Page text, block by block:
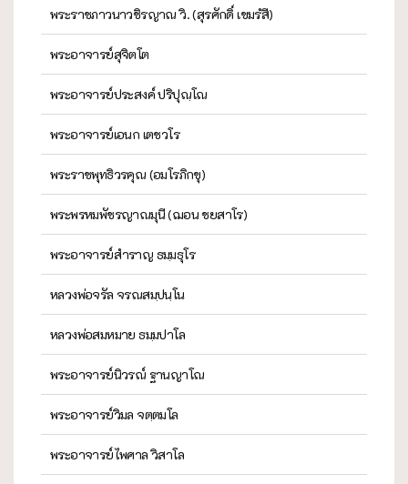
พระราชภาวนาวชิรญาณ วิ. (สุรศักดิ์ เขมรํสี)
พระอาจารย์สุจิตโต
พระอาจารย์ประสงค์ ปริปุณฺโณ
พระอาจารย์เอนก เตชวโร
พระราชพุทธิวรคุณ (อมโรภิกขุ)
พระพรหมพัชรญาณมุนี (ฌอน ชยสาโร)
พระอาจารย์สำราญ ธมฺมธุโร
หลวงพ่อจรัล จรณสมฺปนฺโน
หลวงพ่อสมหมาย ธมฺมปาโล
พระอาจารย์นิวรณ์ ฐานญาโณ
พระอาจารย์วิมล จตฺตมโล
พระอาจารย์ไพศาล วิสาโล